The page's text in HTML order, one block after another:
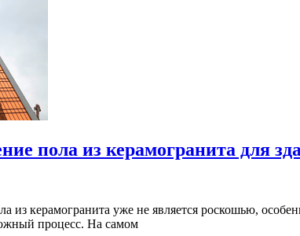
пола из керамогранита для
из керамогранита уже не является роскошью,
процесс. На самом